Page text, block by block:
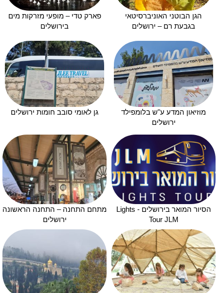
הגן הבוטני האוניברסיטאי
בגבעת רם – ירושלים
פארק טדי – מופעי מזרקות מים
בירושלים
מוזיאון המדע ע"ש בלומפילד
ירושלים
גן לאומי סובב חומות ירושלים
הסיור המואר בירושלים - Lights
Tour JLM
מתחם התחנה – התחנה הראשונה
ירושלים